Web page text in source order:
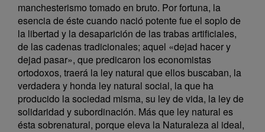
manchesterismo tomado en bruto. Por fortuna, la
esencia de éste cuando nació potente fue el soplo de
la libertad y la desaparición de las trabas artificiales,
de las cadenas tradicionales; aquel «dejad hacer y
dejad pasar», que predicaron los economistas
ortodoxos, traerá la ley natural que ellos buscaban, la
verdadera y honda ley natural social, la que ha
producido la sociedad misma, su ley de vida, la ley de
solidaridad y subordinación. Más que ley natural es
ésta sobrenatural, porque eleva la Naturaleza al ideal,